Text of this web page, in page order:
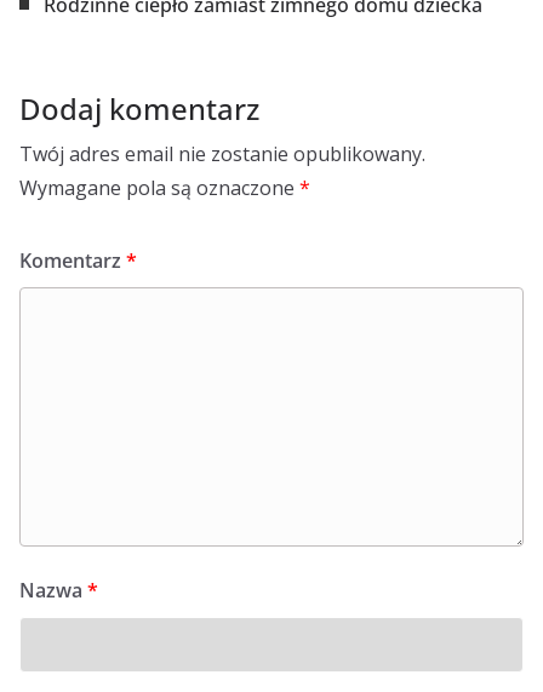
Dodaj komentarz
Twój adres email nie zostanie opublikowany.
Wymagane pola są oznaczone *
Komentarz *
Nazwa *